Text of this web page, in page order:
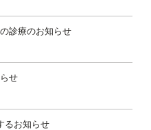
診療のお知らせ
せ
るお知らせ